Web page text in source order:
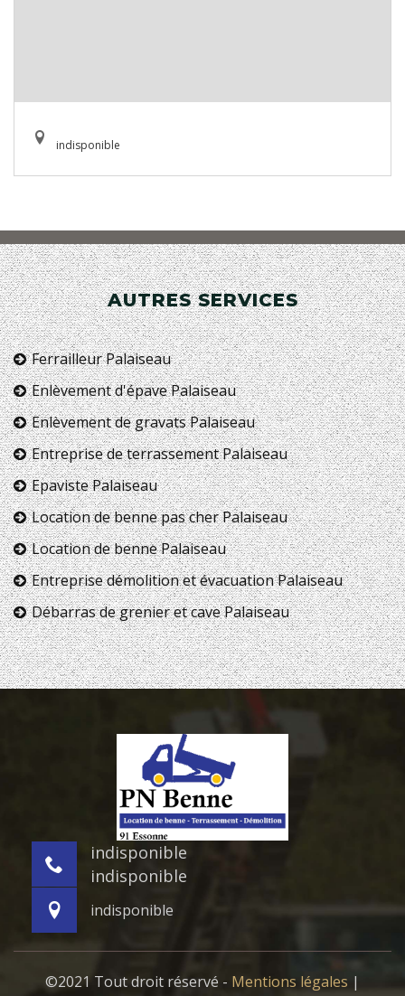
indisponible
AUTRES SERVICES
Ferrailleur Palaiseau
Enlèvement d'épave Palaiseau
Enlèvement de gravats Palaiseau
Entreprise de terrassement Palaiseau
Epaviste Palaiseau
Location de benne pas cher Palaiseau
Location de benne Palaiseau
Entreprise démolition et évacuation Palaiseau
Débarras de grenier et cave Palaiseau
indisponible
indisponible
indisponible
©2021 Tout droit réservé - Mentions légales |